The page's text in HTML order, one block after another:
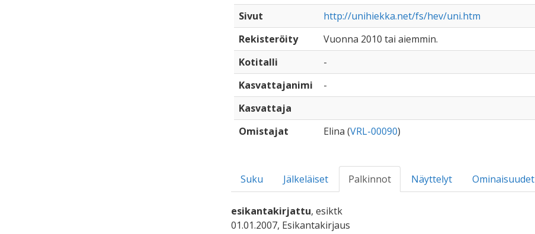
Sivut
http://unihiekka.net/fs/hev/uni.htm
Rekisteröity
Vuonna 2010 tai aiemmin.
Kotitalli
-
Kasvattajanimi
-
Kasvattaja
Omistajat
Elina (VRL-00090)
Suku Jälkeläiset Palkinnot Näyttelyt Ominaisuudet
esikantakirjattu, esiktk
01.01.2007, Esikantakirjaus